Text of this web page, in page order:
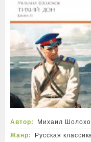
Автор:
Михаил
Жанр:
Русская